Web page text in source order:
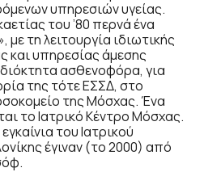
υπηρεσιών υγείας.
του ’80 περνά ένα
τη λειτουργία ιδιωτικής
και υπηρεσίας άμεσης
ασθενοφόρα, για
της τότε ΕΣΣΔ, στο
της Μόσχας. Ένα
το Ιατρικό Κέντρο Μόσχας.
του Ιατρικού
έγιναν (το 2000) από